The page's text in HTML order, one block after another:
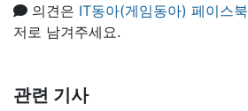
의견은 IT동아(게임동아) 페이스북
저로 남겨주세요.
관련 기사